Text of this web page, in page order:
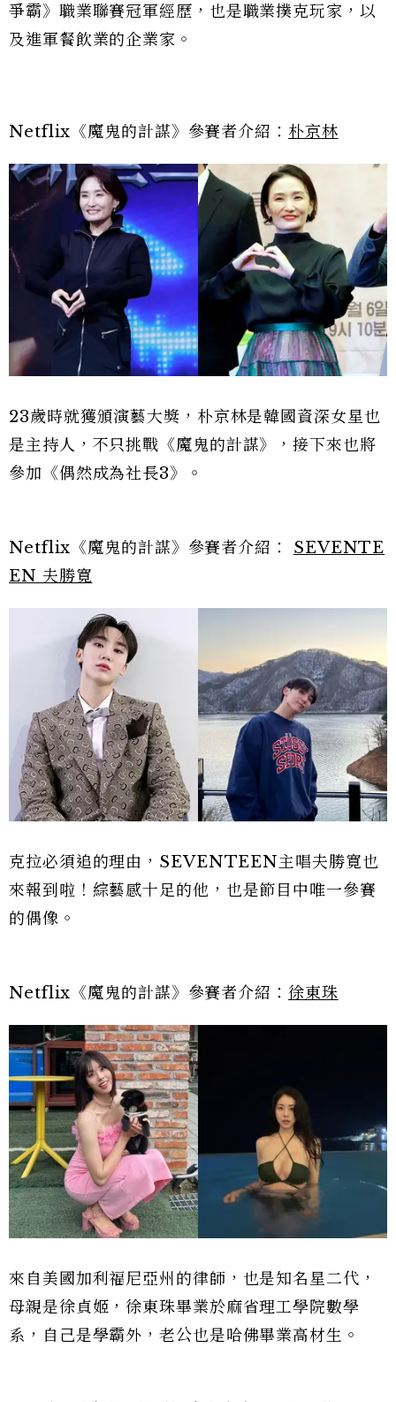
爭霸》職業聯賽冠軍經歷，也是職業撲克玩家，以
及進軍餐飲業的企業家。
Netflix《魔鬼的計謀》參賽者介紹： 朴京林
23歲時就獲頒演藝大獎，朴京林是韓國資深女星也
是主持人，不只挑戰《魔鬼的計謀》，接下來也將
參加《偶然成為社長3》。
Netflix《魔鬼的計謀》參賽者介紹： SEVENTE
EN 夫勝寛
克拉必須追的理由，SEVENTEEN主唱夫勝寛也
來報到啦！綜藝感十足的他，也是節目中唯一參賽
的偶像。
Netflix《魔鬼的計謀》參賽者介紹： 徐東珠
來自美國加利福尼亞州的律師，也是知名星二代，
母親是徐貞姬，徐東珠畢業於麻省理工學院數學
系，自己是學霸外，老公也是哈佛畢業高材生。